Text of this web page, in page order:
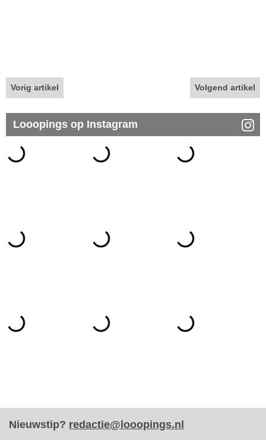
Vorig artikel Volgend artikel
Looopings op Instagram
Nieuwstip? redactie@looopings.nl